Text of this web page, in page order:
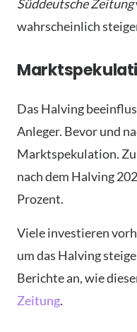
Süddeutsche Zeitung
wahrscheinlich
Das Halving
Anleger. Bevor und
Marktspekulation.
nach dem Halving
Prozent.
Viele investieren
um das Halving
Berichte an, wie
Zeitung.